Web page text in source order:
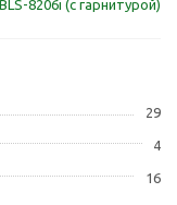
BLS-8206i (с гарнитурой)
29
4
16